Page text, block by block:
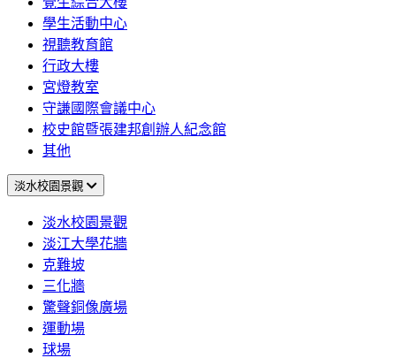
學生活動中心
視聽教育館
行政大樓
宮燈教室
守謙國際會議中心
校史館暨張建邦創辦人紀念館
其他
淡水校園景觀
淡水校園景觀
淡江大學花牆
克難坡
三化牆
驚聲銅像廣場
運動場
球場